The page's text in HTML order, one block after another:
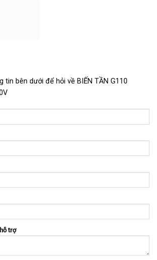
tin bên dưới để hỏi về BIẾN TẦN G110
trợ